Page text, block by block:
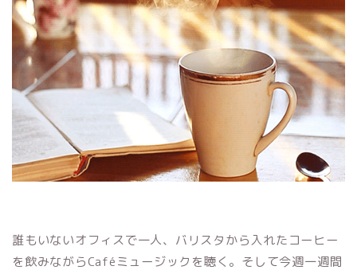
誰もいないオフィスで一人、バリスタから入れたコーヒー
を飲みながらCaféミュージックを聴く。そして今週一週間